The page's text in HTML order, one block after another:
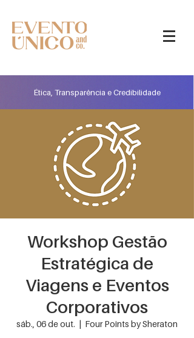
Ética, Transparência e Credibilidade
Workshop Gestão
Estratégica de
Viagens e Eventos
Corporativos
sáb., 06 de out.
  |
Four Points by Sheraton